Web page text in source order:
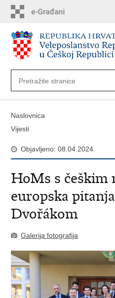
sadržaj
Naslovnica
Vijesti
Objavljeno: 08.04.2024.
HoMs s češkim
europska
Dvořákom
Galerija fotografija